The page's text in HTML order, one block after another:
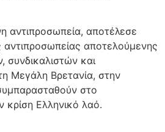
αποτέλεσε
αντιπροσωπείας αποτελούμενης
και
Μεγάλη Βρετανία, στην
στο
κρίση Ελληνικό λαό.